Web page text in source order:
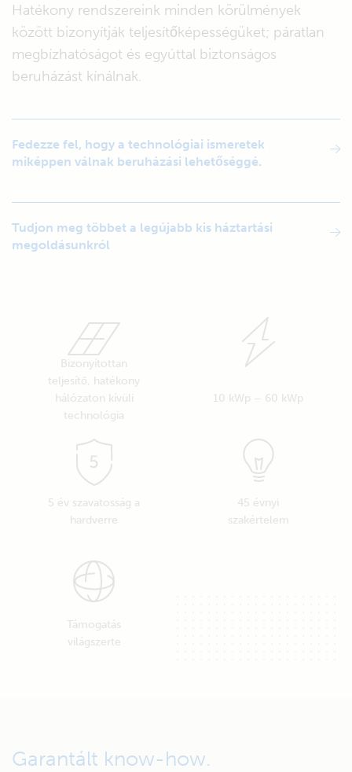
Hatékony rendszereink minden körülmények
között bizonyítják teljesítőképességüket; páratlan
megbízhatóságot és egyúttal biztonságos
beruházást kínálnak.
Fedezze fel, hogy a technológiai ismeretek
miképpen válnak beruházási lehetőséggé.
Tudjon meg többet a legújabb kis háztartási
megoldásunkról
Bizonyítottan
teljesítő, hatékony
hálózaton kívüli
technológia
10 kWp – 60 kWp
5 év szavatosság a
hardverre
45 évnyi
szakértelem
Támogatás
világszerte
Garantált know-how.